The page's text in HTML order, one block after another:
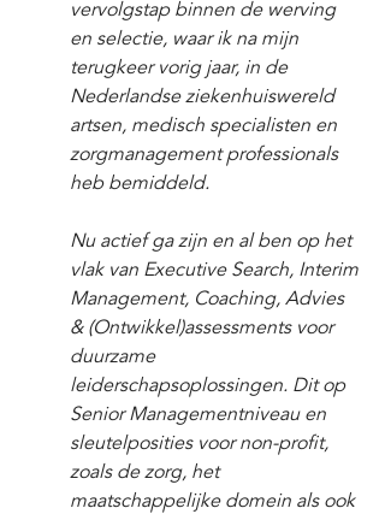
vervolgstap binnen de werving
en selectie, waar ik na mijn
terugkeer vorig jaar, in de
Nederlandse ziekenhuiswereld
artsen, medisch specialisten en
zorgmanagement professionals
heb bemiddeld.
Nu actief ga zijn en al ben op het
vlak van Executive Search, Interim
Management, Coaching, Advies
& (Ontwikkel)assessments voor
duurzame
leiderschapsoplossingen. Dit op
Senior Managementniveau en
sleutelposities voor non-profit,
zoals de zorg, het
maatschappelijke domein als ook